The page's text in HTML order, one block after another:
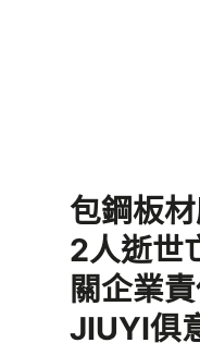
包鋼板
2人逝世
關企業
JIUYI俱